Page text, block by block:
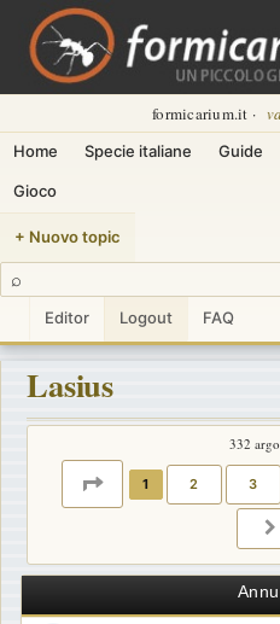
formicarium.it ·
Home Specie italiane Guide
Gioco
+ Nuovo topic
⌕
Editor Logout FAQ
Lasius
332
PAGINA DI
1 2 3